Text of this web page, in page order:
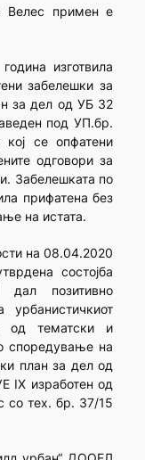
Велес примен е
изготвила
забелешки за
за дел од УБ 32
под УП.бр.
се опфатени
одговори за
Забелешката по
прифатена без
на истата.
на 08.04.2020
состојба
позитивно
од тематски и
споредување на
план за дел од
IX изработен од
со тех. бр. 37/15